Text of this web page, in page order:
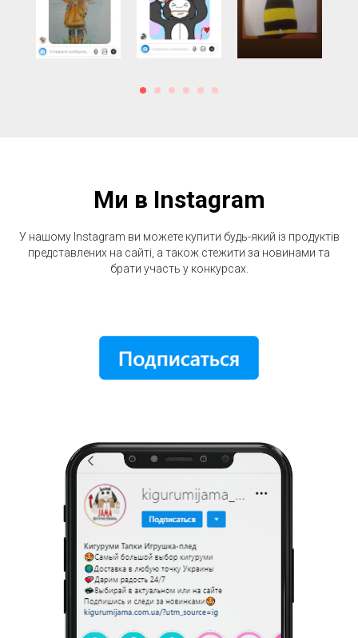
Ми в Instagram
У нашому Instagram ви можете купити будь-який із продуктів
представлених на сайті, а також стежити за новинами та
брати участь у конкурсах.